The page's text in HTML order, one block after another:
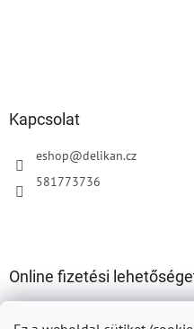
Kapcsolat
eshop@delikan.cz
581773736
Online fizetési